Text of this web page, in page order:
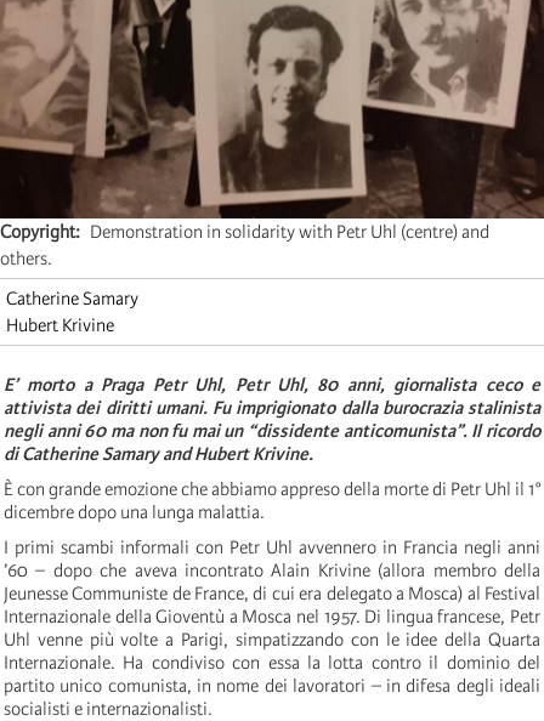
Copyright
Demonstration in solidarity with Petr Uhl (centre) and
others.
Catherine Samary
Hubert Krivine
E’ morto a Praga Petr Uhl, Petr Uhl, 80 anni, giornalista ceco e
attivista dei diritti umani. Fu imprigionato dalla burocrazia stalinista
negli anni 60 ma non fu mai un “dissidente anticomunista”. Il ricordo
di Catherine Samary and Hubert Krivine.
È con grande emozione che abbiamo appreso della morte di Petr Uhl il 1°
dicembre dopo una lunga malattia.
I primi scambi informali con Petr Uhl avvennero in Francia negli anni
’60 – dopo che aveva incontrato Alain Krivine (allora membro della
Jeunesse Communiste de France, di cui era delegato a Mosca) al Festival
Internazionale della Gioventù a Mosca nel 1957. Di lingua francese, Petr
Uhl venne più volte a Parigi, simpatizzando con le idee della Quarta
Internazionale. Ha condiviso con essa la lotta contro il dominio del
partito unico comunista, in nome dei lavoratori – in difesa degli ideali
socialisti e internazionalisti.